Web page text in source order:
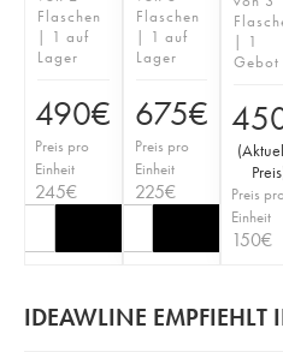
Flaschen
| 1 auf
Lager
490€
Preis pro
Einheit
245€
Flaschen
| 1 auf
Lager
675€
Preis pro
Einheit
225€
| 1
Gebot
(
Preis
Preis pro
Einheit
150€
IDEAWLINE EMPFIEHLT